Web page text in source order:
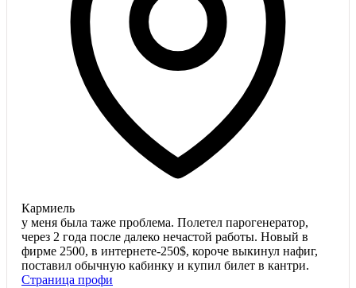
Кармиель
у меня была таже проблема. Полетел парогенератор,
через 2 года после далеко нечастой работы. Новый в
фирме 2500, в интернете-250$, короче выкинул нафиг,
поставил обычную кабинку и купил билет в кантри.
Страница профи